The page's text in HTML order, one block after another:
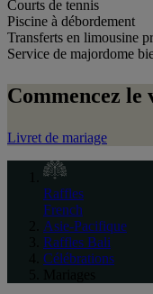
Courts de tennis
Piscine à débordement
Transferts en limousine
Service de majordome
Commencez le
Livret de mariage
Raffles
French
Asie-Pacifique
Raffles Bali
Célébrations